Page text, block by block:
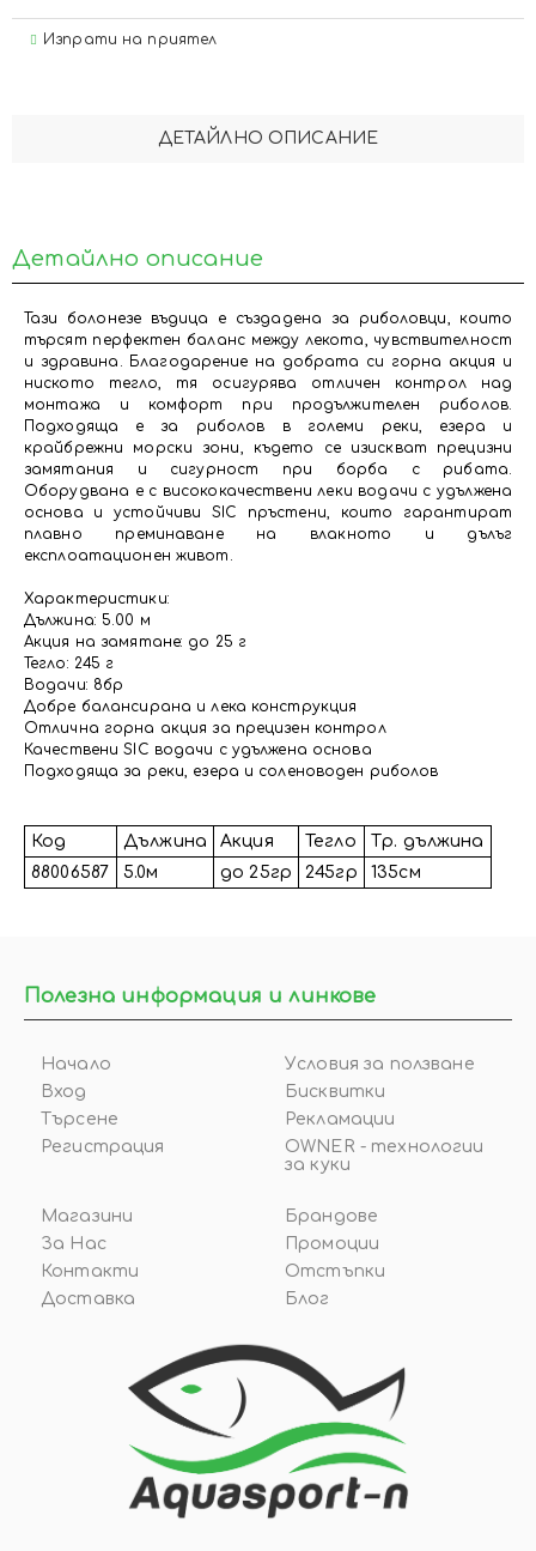
Изпрати на приятел
ДЕТАЙЛНО ОПИСАНИЕ
Детайлно описание
Тази болонезе въдица е създадена за риболовци, които
търсят перфектен баланс между лекота, чувствителност
и здравина. Благодарение на добрата си горна акция и
ниското тегло, тя осигурява отличен контрол над
монтажа и комфорт при продължителен риболов.
Подходяща е за риболов в големи реки, езера и
крайбрежни морски зони, където се изискват прецизни
замятания и сигурност при борба с рибата.
Оборудвана е с висококачествени леки водачи с удължена
основа и устойчиви SIC пръстени, които гарантират
плавно преминаване на влакното и дълъг
експлоатационен живот.
Характеристики:
Дължина: 5.00 м
Акция на замятане: до 25 г
Тегло: 245 г
Водачи: 8бр
Добре балансирана и лека конструкция
Отлична горна акция за прецизен контрол
Качествени SIC водачи с удължена основа
Подходяща за реки, езера и соленоводен риболов
Код Дължина Акция Тегло
Тр. дължина
88006587
5.0м до 25гр 245гр 135см
Полезна информация и линкове
Начало
Вход
Търсене
Регистрация
Условия за ползване
Бисквитки
Рекламации
OWNER - технологии
за куки
Магазини
За Нас
Контакти
Доставка
Брандове
Промоции
Отстъпки
Блог